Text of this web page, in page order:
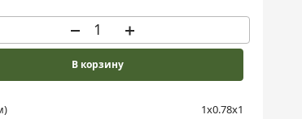
В корзину
1х0.78х1